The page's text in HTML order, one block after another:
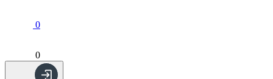
0
0